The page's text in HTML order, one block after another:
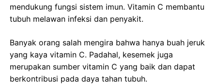
mendukung fungsi sistem imun. Vitamin C membantu
tubuh melawan infeksi dan penyakit.
Banyak orang salah mengira bahwa hanya buah jeruk
yang kaya vitamin C. Padahal, kesemek juga
merupakan sumber vitamin C yang baik dan dapat
berkontribusi pada daya tahan tubuh.